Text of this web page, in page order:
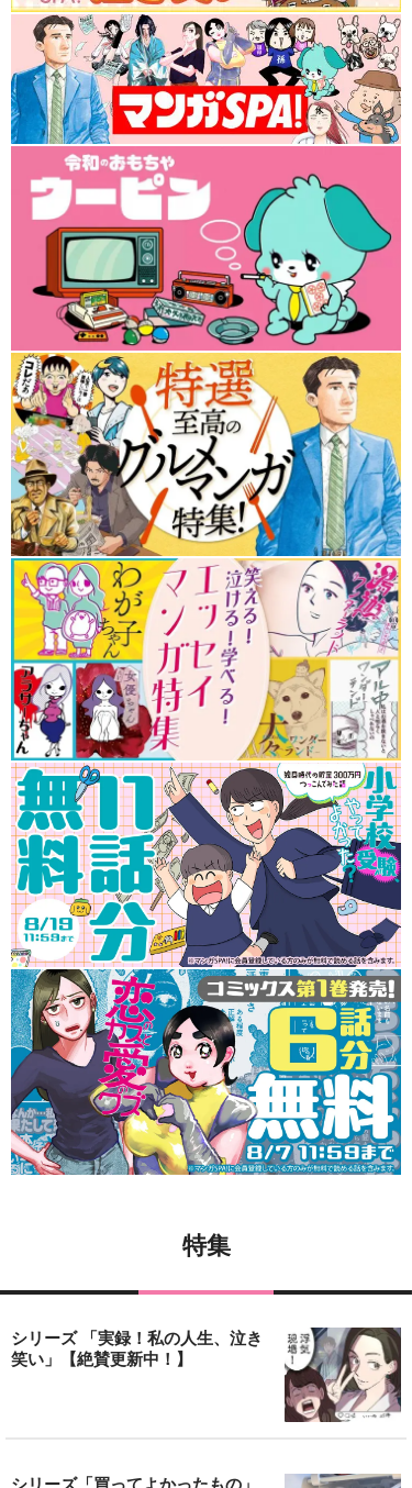
特集
シリーズ 「実録！私の人生、泣き
笑い」【絶賛更新中！】
シリーズ「買ってよかったもの」